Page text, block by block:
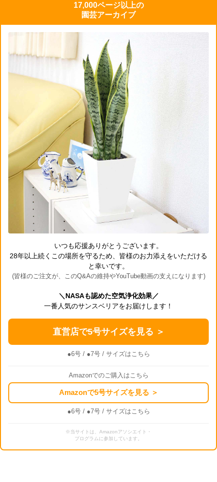
17,000ページ以上の
園芸アーカイブ
いつも応援ありがとうございます。
28年以上続くこの場所を守るため、皆様のお力添えをいただける
と幸いです。
(皆様のご注文が、このQ&Aの維持やYouTube動画の支えになります)
＼NASAも認めた空気浄化効果／
一番人気のサンスベリアをお届けします！
直営店で5号サイズを見る ＞
●6号/ ●7号/ サイズはこちら
Amazonでのご購入はこちら
Amazonで5号サイズを見る ＞
●6号/ ●7号/ サイズはこちら
※当サイトは、Amazonアソシエイト・
プログラムに参加しています。